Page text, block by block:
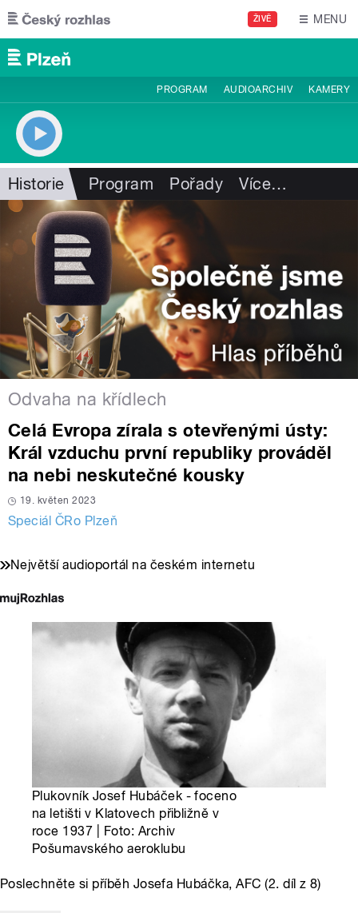
Přejít k hlavnímu obsahu
ŽIVĚ MENU
PROGRAM AUDIOARCHIV KAMERY
Historie Program Pořady Více…
Odvaha na křídlech
Celá Evropa zírala s otevřenými ústy:
Král vzduchu první republiky prováděl
na nebi neskutečné kousky
19. květen 2023
Speciál ČRo Plzeň
Největší audioportál na českém internetu
Plukovník Josef Hubáček - foceno
na letišti v Klatovech přibližně v
roce 1937 | Foto: Archiv
Pošumavského aeroklubu
Poslechněte si příběh Josefa Hubáčka, AFC (2. díl z 8)